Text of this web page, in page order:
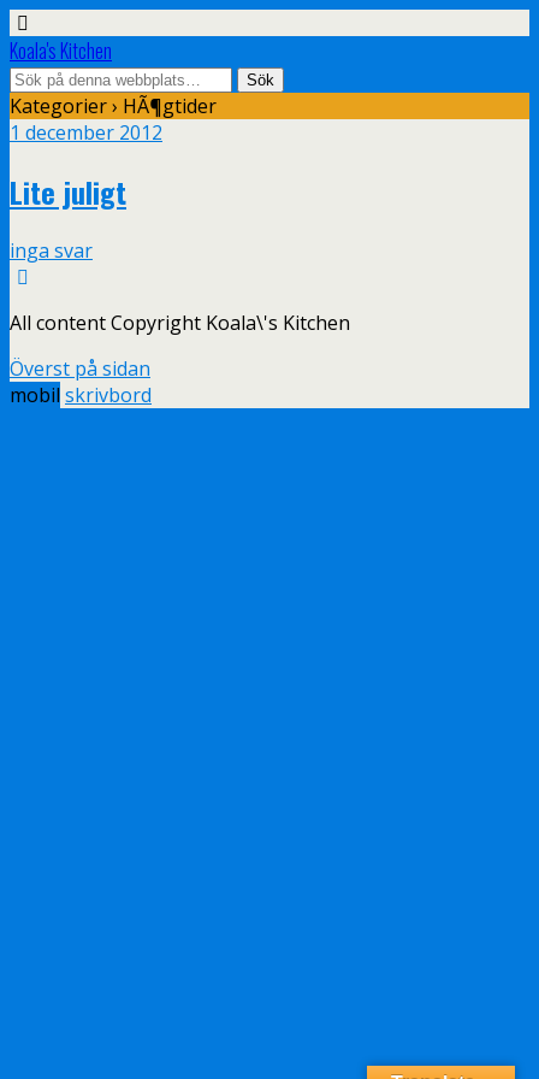
Koala's Kitchen
Kategorier › HÃ¶gtider
1 december 2012
Lite juligt
inga svar
All content Copyright Koala\'s Kitchen
Överst på sidan
mobil skrivbord